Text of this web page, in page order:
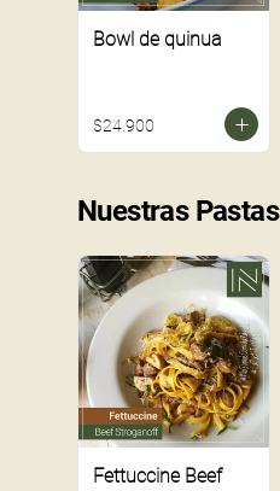
Bowl de quinua
$24.900
Nuestras Pastas
Fettuccine Beef